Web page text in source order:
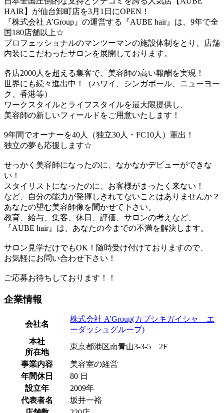
HAIR】が仙台卸町店を3月1日にOPEN！
『株式会社 A’Group』の運営する『AUBE hair』は、9年で全
国180店舗以上☆
プロフェッショナルのマンツーマンの施設体制をとり、店舗
内装にこだわったサロンを展開しております。
各店2000人を超える集客で、美容師の高い報酬を実現！
世界にも続々進出中！（ハワイ、シンガポール、ニューヨー
ク、香港等）
ワークスタイルとライフスタイルを最大限提供し、
美容師の新しいフィールドをご用意いたします！
9年間でオーナーを40人（独立30人・FC10人）輩出！
独立の夢も応援します☆
せっかく美容師になったのに、なかなかデビューができな
い！
スタイリストになったのに、お客様がまったく来ない！
など、自分の能力が発揮しきれてないことはありませんか？
あなたの望む美容師像を聞かせて下さい。
教育、給与、集客、休日、評価、サロンの考えなど、
『AUBE hair』は、あなたの今までの不満を解決します。
サロン見学だけでもOK！随時受け付けておりますので、
お気軽にお問い合わせ下さい！
ご応募お待ちしております！！
企業情報
会社名
株式会社 A’Group(カブシキガイシャ エ
ーダッシュグループ)
本社
所在地
東京都港区南青山3-3-5 2F
事業内容
美容室の経営
年間休日
80 日
設立年
2009年
代表者名
坂井一裕